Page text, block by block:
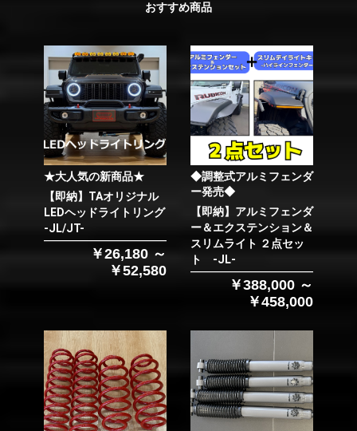
おすすめ商品
★大人気の新商品★
【即納】TAオリジナル
LEDヘッドライトリング
-JL/JT-
￥26,180 ～
￥52,580
◆調整式アルミフェンダ
ー発売◆
【即納】アルミフェンダ
ー＆エクステンション＆
スリムライト ２点セッ
ト -JL-
￥388,000 ～
￥458,000